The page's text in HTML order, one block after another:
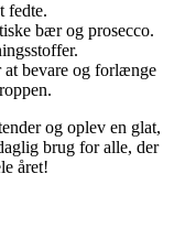
fedte.
bær og prosecco.
at bevare og forlænge
og oplev en glat,
brug for alle, der
året!